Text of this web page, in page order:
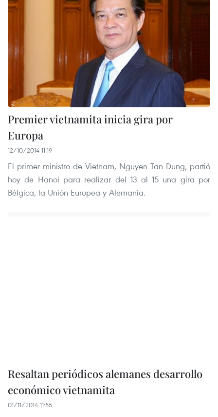
Premier vietnamita inicia gira por
Europa
12/10/2014 11:19
El primer ministro de Vietnam, Nguyen Tan Dung, partió
hoy de Hanoi para realizar del 13 al 15 una gira por
Bélgica, la Unión Europea y Alemania.
Resaltan periódicos alemanes desarrollo
económico vietnamita
01/11/2014 11:55